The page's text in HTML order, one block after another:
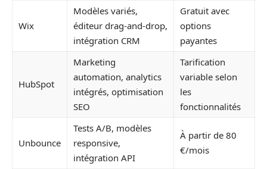
Wix
Modèles variés,
éditeur drag-and-drop,
intégration CRM
Gratuit avec
options
payantes
HubSpot
Marketing
automation, analytics
intégrés, optimisation
SEO
Tarification
variable selon
les
fonctionnalités
Unbounce
Tests A/B, modèles
responsive,
intégration API
À partir de 80
€/mois